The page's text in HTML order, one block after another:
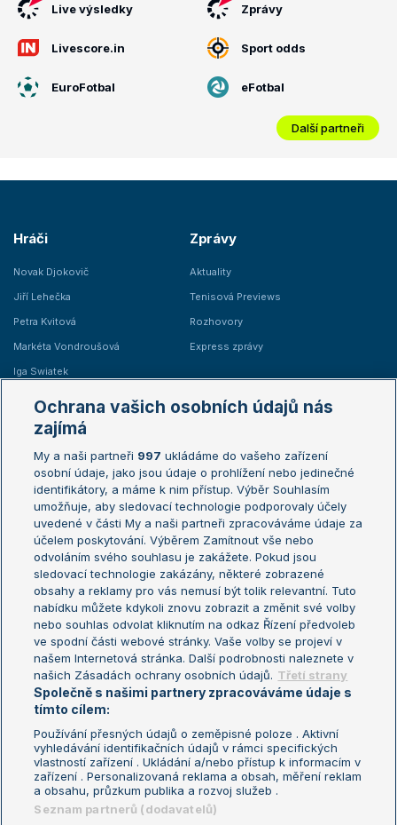
Live výsledky Zprávy
Livescore.in Sport odds
EuroFotbal eFotbal
Další partneři
Hráči
Novak Djokovič
Jiří Lehečka
Petra Kvitová
Markéta Vondroušová
Iga Swiatek
Zprávy
Aktuality
Tenisová Previews
Rozhovory
Express zprávy
Žebříčky
Žebříček ATP (muži)
Žebříček WTA (ženy)
Sázkařský žebříček
Australian Open
French Open
Wimbledon
US Open
Turnaj mistrů
Turnaj mistryň
Aktualní trendy
Fotbalové přestupy
Livesport Daily
LS Prague Open
Podmínky užití
Nastavení soukromí
GDPR a žurnalistika
Reklama
Kontakt
Informace o zpracování osobních
údajů
Ochrana vašich osobních údajů nás
zajímá
My a naši partneři 997 ukládáme do vašeho zařízení
osobní údaje, jako jsou údaje o prohlížení nebo jedinečné
identifikátory, a máme k nim přístup. Výběr Souhlasím
umožňuje, aby sledovací technologie podporovaly účely
uvedené v části My a naši partneři zpracováváme údaje za
účelem poskytování. Výběrem Zamítnout vše nebo
odvoláním svého souhlasu je zakážete. Pokud jsou
sledovací technologie zakázány, některé zobrazené
obsahy a reklamy pro vás nemusí být tolik relevantní. Tuto
nabídku můžete kdykoli znovu zobrazit a změnit své volby
nebo souhlas odvolat kliknutím na odkaz Řízení předvoleb
ve spodní části webové stránky. Vaše volby se projeví v
našem Internetová stránka. Další podrobnosti naleznete v
našich Zásadách ochrany osobních údajů. Třetí strany
Společně s našimi partnery zpracováváme údaje s
tímto cílem:
Používání přesných údajů o zeměpisné poloze . Aktivní
vyhledávání identifikačních údajů v rámci specifických
vlastností zařízení . Ukládání a/nebo přístup k informacím v
zařízení . Personalizovaná reklama a obsah, měření reklam
a obsahu, průzkum publika a rozvoj služeb .
Seznam partnerů (dodavatelů)